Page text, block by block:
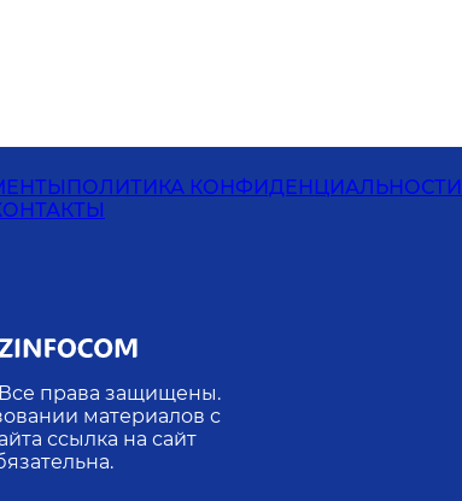
ПОЛИТИКА КОНФИДЕНЦИАЛЬНОСТИ
Все права защищены.
материалов с
ссылка на сайт